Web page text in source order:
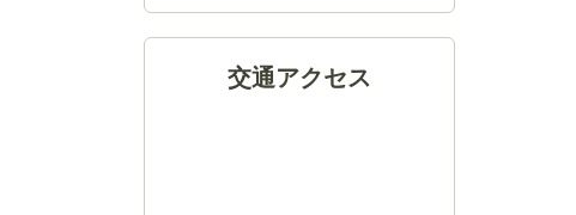
交通アクセス